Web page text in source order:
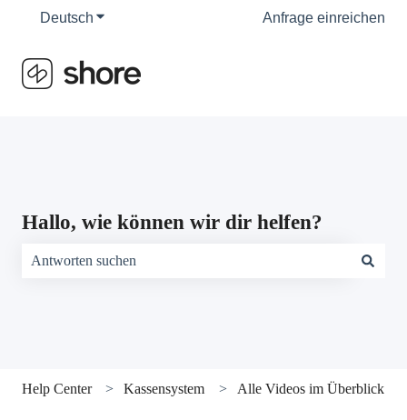
Deutsch Untermenü für Übersetzungen anzeigen
Anfrage einreichen
Hallo, wie können wir dir helfen?
Help Center Kassensystem Alle Videos im Überblick